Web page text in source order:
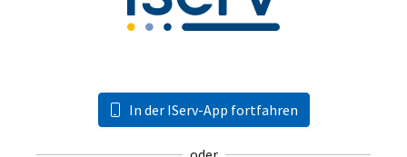
In der IServ-App fortfahren